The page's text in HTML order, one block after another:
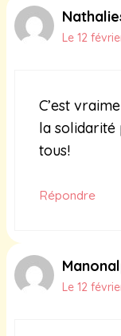
Le 12
C’est
la solidarité
tous!
Répondre
Le 12